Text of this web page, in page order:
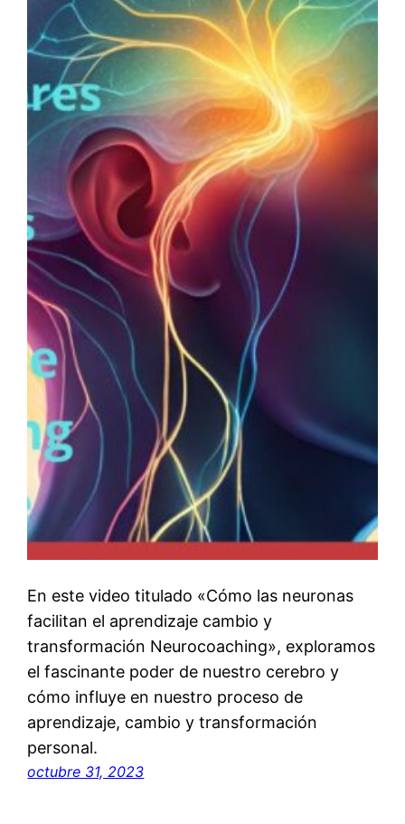
En este video titulado «Cómo las neuronas
facilitan el aprendizaje cambio y
transformación Neurocoaching», exploramos
el fascinante poder de nuestro cerebro y
cómo influye en nuestro proceso de
aprendizaje, cambio y transformación
personal.
octubre 31, 2023